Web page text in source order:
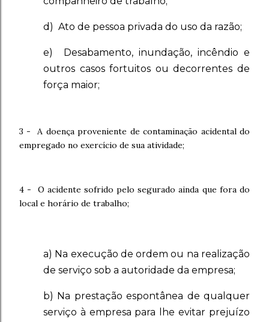
d) Ato de pessoa privada do uso da razão;
e) Desabamento, inundação, incêndio e
outros casos fortuitos ou decorrentes de
força maior;
3 - A doença proveniente de contaminação acidental do
empregado no exercício de sua atividade;
4 - O acidente sofrido pelo segurado ainda que fora do
local e horário de trabalho;
a) Na execução de ordem ou na realização
de serviço sob a autoridade da empresa;
b) Na prestação espontânea de qualquer
serviço à empresa para lhe evitar prejuízo